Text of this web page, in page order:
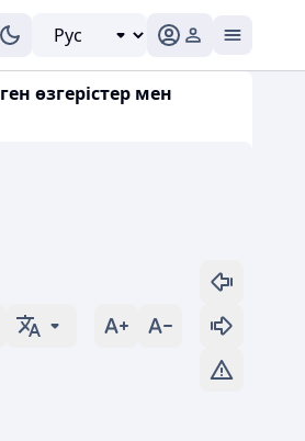
өзгерістер мен